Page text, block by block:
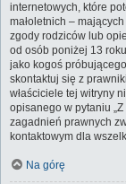
internetowych, które
małoletnich –
zgody rodziców lub
od osób poniżej 13
jako kogoś
skontaktuj się z
właściciele tej witryny
opisanego w pytaniu
zagadnień prawnych
kontaktowym dla
Na górę